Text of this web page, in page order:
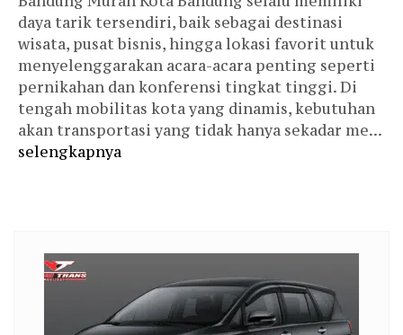
daya tarik tersendiri, baik sebagai destinasi
wisata, pusat bisnis, hingga lokasi favorit untuk
menyelenggarakan acara-acara penting seperti
pernikahan dan konferensi tingkat tinggi. Di
tengah mobilitas kota yang dinamis, kebutuhan
akan transportasi yang tidak hanya sekadar me...
selengkapnya